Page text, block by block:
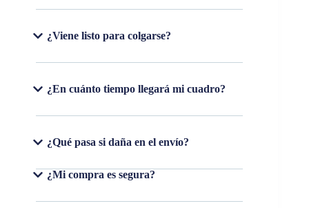
¿Viene listo para colgarse?
¿En cuánto tiempo llegará mi cuadro?
¿Qué pasa si daña en el envío?
¿Mi compra es segura?